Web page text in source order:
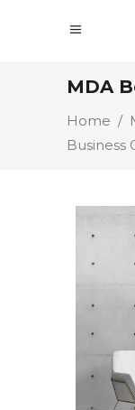
MDA
Home /
Business